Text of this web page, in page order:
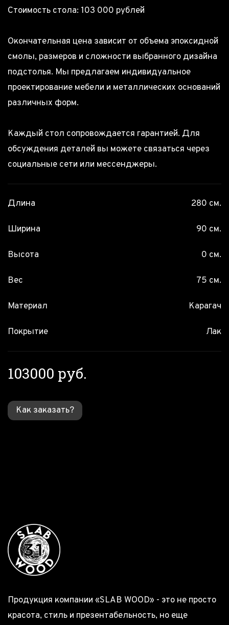
Стоимость стола: 103 000 рублей
Окончательная цена зависит от объема эпоксидной
смолы, размеров и сложности выбранного дизайна
подстолья. Мы предлагаем индивидуальное
проектирование мебели и металлических оснований
различных форм.
Каждый стол сопровождается гарантией. Для
обсуждения деталей вы можете связаться через
социальные сети или мессенджеры.
Длина 280 см.
Ширина 90 см.
Высота 0 см.
Вес 75 см.
Материал Карагач
Покрытие Лак
103000 руб.
Как заказать?
Продукция компании «SLAB WOOD» - это не просто
красота, стиль и презентабельность, но еще